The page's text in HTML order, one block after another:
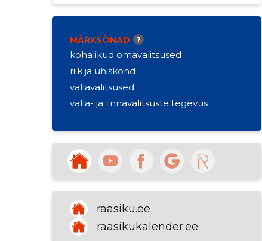
MÄRKSÕNAD ?
kohalikud omavalitsused
riik ja ühiskond
vallavalitsused
valla- ja linnavalitsuste tegevus
raasiku.ee
raasikukalender.ee